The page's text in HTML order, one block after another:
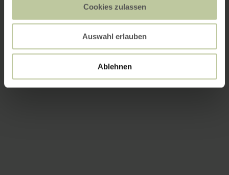
Cookies zulassen
Auswahl erlauben
Ablehnen